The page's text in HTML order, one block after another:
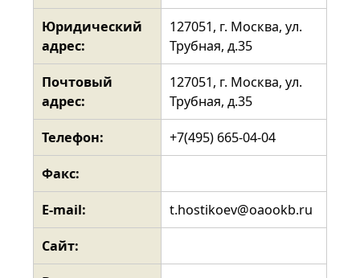
Юридический
адрес:
127051, г. Москва, ул.
Трубная, д.35
Почтовый
адрес:
127051, г. Москва, ул.
Трубная, д.35
Телефон: +7(495) 665-04-04
Факс:
E-mail: t.hostikoev@oaookb.ru
Сайт: